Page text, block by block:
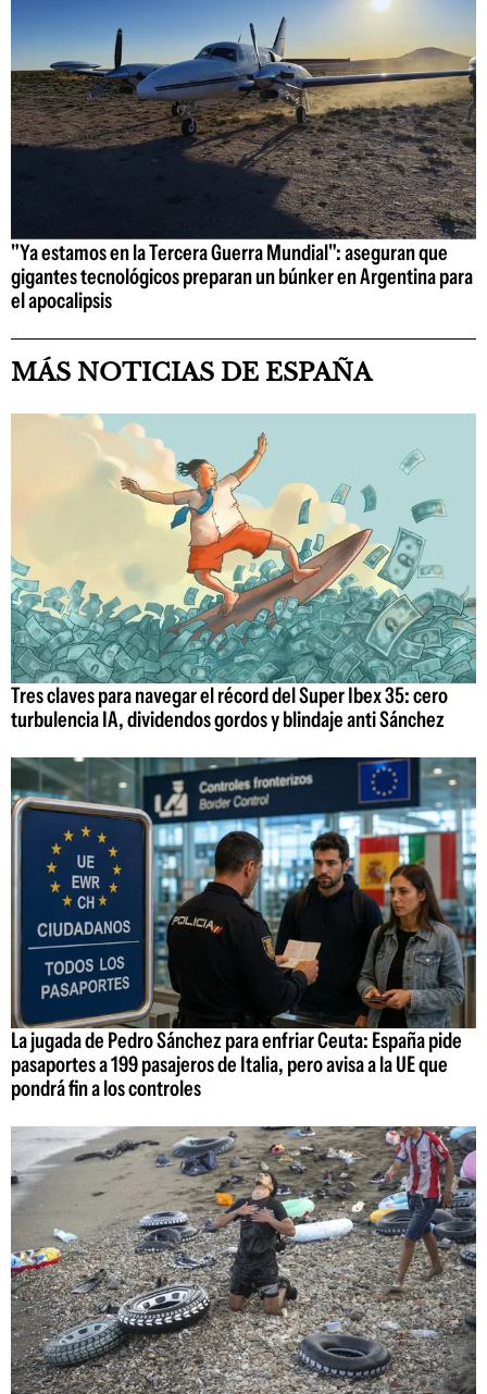
"Ya estamos en la Tercera Guerra Mundial": aseguran que
gigantes tecnológicos preparan un búnker en Argentina para
el apocalipsis
MÁS NOTICIAS DE ESPAÑA
Tres claves para navegar el récord del Super Ibex 35: cero
turbulencia IA, dividendos gordos y blindaje anti Sánchez
La jugada de Pedro Sánchez para enfriar Ceuta: España pide
pasaportes a 199 pasajeros de Italia, pero avisa a la UE que
pondrá fin a los controles